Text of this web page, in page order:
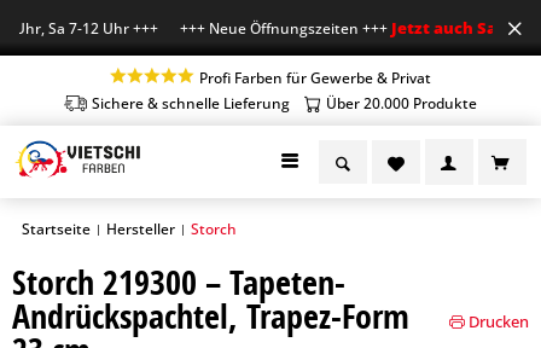
Uhr, Sa 7-12 Uhr +++ +++ Neue Öffnungszeiten +++Jetzt auch Sa
Profi Farben für Gewerbe & Privat
Sichere & schnelle Lieferung
Über 20.000 Produkte
Startseite | Hersteller | Storch
Storch 219300 – Tapeten-
Andrückspachtel, Trapez-Form Drucken